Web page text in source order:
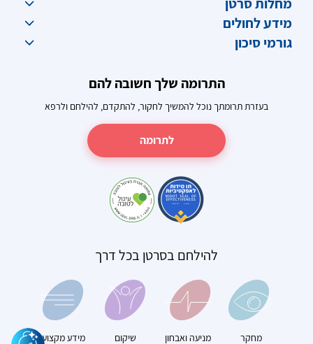
מידע לחולים
גורמי סיכון
התרומה שלך חשובה להם
בעזרת תרומתך נוכל להמשיך לחקור, להתקדם, להילחם ולרפא
לתרומה
להילחם בסרטן בכל דרך
מחקר מניעה ואבחון שיקום מידע מקצועי